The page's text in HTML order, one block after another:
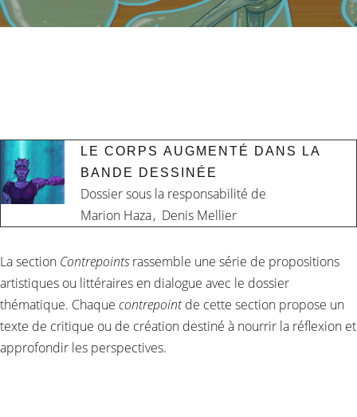
LE CORPS AUGMENTÉ DANS LA
BANDE DESSINÉE
Dossier sous la responsabilité de
Marion Haza, Denis Mellier
La section Contrepointsrassemble une série de propositions
artistiques ou littéraires en dialogue avec le dossier
thématique. Chaque contrepointde cette section propose un
texte de critique ou de création destiné à nourrir la réflexion et
approfondir les perspectives.